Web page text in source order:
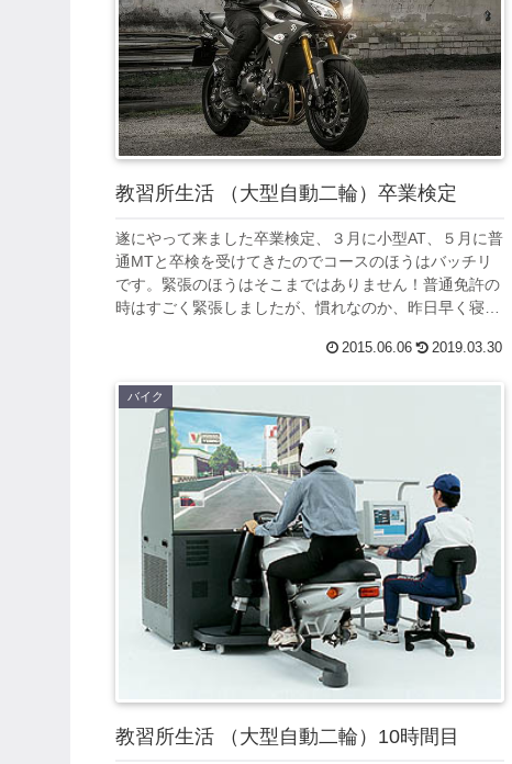
教習所生活 （大型自動二輪）卒業検定
遂にやって来ました卒業検定、３月に小型AT、５月に普
通MTと卒検を受けてきたのでコースのほうはバッチリ
です。緊張のほうはそこまではありません！普通免許の
時はすごく緊張しましたが、慣れなのか、昨日早く寝て
2015.06.06 2019.03.30
バイク
教習所生活 （大型自動二輪）10時間目